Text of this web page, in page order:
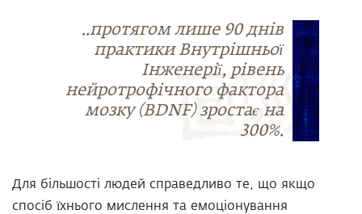
..протягом лише 90 днів
практики Внутрішньої
Інженерії, рівень
нейротрофічного фактора
мозку (BDNF) зростає на
300%.
Для більшості людей справедливо те, що якщо
спосіб їхнього мислення та емоціонування